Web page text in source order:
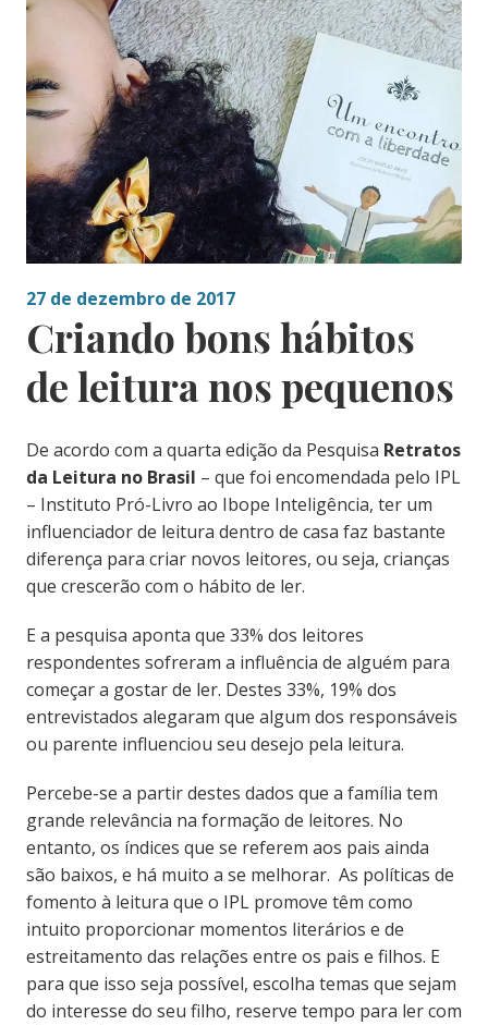
27 de dezembro de 2017
Criando bons hábitos
de leitura nos pequenos
De acordo com a quarta edição da Pesquisa Retratos
da Leitura no Brasil – que foi encomendada pelo IPL
– Instituto Pró-Livro ao Ibope Inteligência, ter um
influenciador de leitura dentro de casa faz bastante
diferença para criar novos leitores, ou seja, crianças
que crescerão com o hábito de ler.
E a pesquisa aponta que 33% dos leitores
respondentes sofreram a influência de alguém para
começar a gostar de ler. Destes 33%, 19% dos
entrevistados alegaram que algum dos responsáveis
ou parente influenciou seu desejo pela leitura.
Percebe-se a partir destes dados que a família tem
grande relevância na formação de leitores. No
entanto, os índices que se referem aos pais ainda
são baixos, e há muito a se melhorar. As políticas de
fomento à leitura que o IPL promove têm como
intuito proporcionar momentos literários e de
estreitamento das relações entre os pais e filhos. E
para que isso seja possível, escolha temas que sejam
do interesse do seu filho, reserve tempo para ler com